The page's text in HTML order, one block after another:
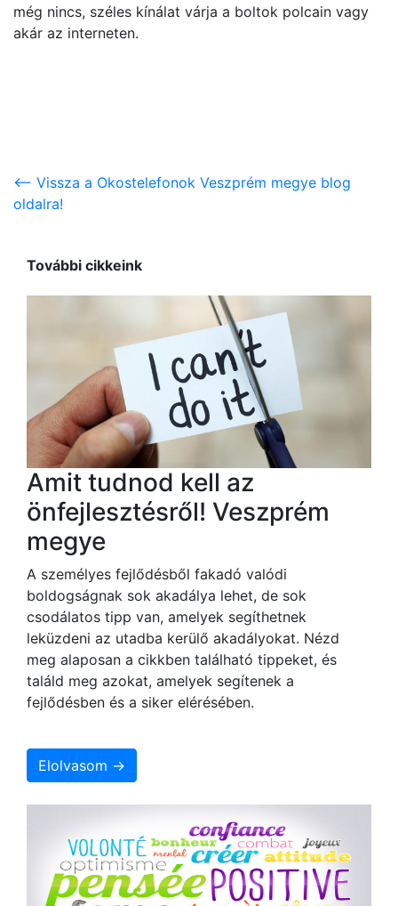
még nincs, széles kínálat várja a boltok polcain vagy
akár az interneten.
<-- Vissza a Okostelefonok Veszprém megye blog
oldalra!
További cikkeink
Amit tudnod kell az
önfejlesztésről! Veszprém
megye
A személyes fejlődésből fakadó valódi
boldogságnak sok akadálya lehet, de sok
csodálatos tipp van, amelyek segíthetnek
leküzdeni az utadba kerülő akadályokat. Nézd
meg alaposan a cikkben található tippeket, és
találd meg azokat, amelyek segítenek a
fejlődésben és a siker elérésében.
Elolvasom →